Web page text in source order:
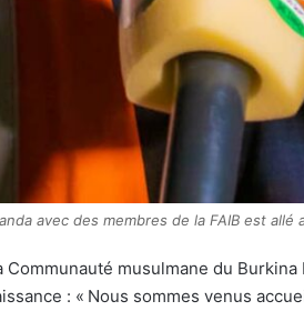
avec des membres de la FAIB est allé
musulmane du Burkina
: « Nous sommes venus